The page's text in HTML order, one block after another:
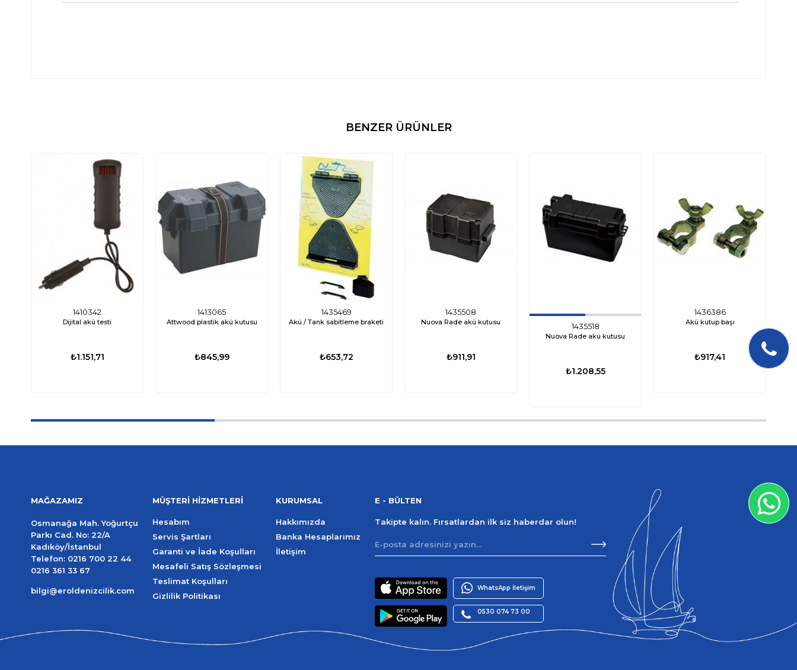
BENZER ÜRÜNLER
1410342
Dijital akü testi
₺1.151,71
1413065
Attwood plastik akü kutusu
₺845,99
1435469
Akü / Tank sabitleme braketi
₺653,72
1435508
Nuova Rade akü kutusu
₺911,91
1435518
Nuova Rade akü kutusu
₺1.208,55
1436386
Akü kutup başı
₺917,41
MAĞAZAMIZ
Osmanağa Mah. Yoğurtçu
Parkı Cad. No: 22/A
Kadıköy/İstanbul
Telefon: 0216 700 22 44
0216 361 33 67
bilgi@eroldenizcilik.com
MÜŞTERİ HİZMETLERİ
Hesabım
Servis Şartları
Garanti ve İade Koşulları
Mesafeli Satış Sözleşmesi
Teslimat Koşulları
Gizlilik Politikası
KURUMSAL
Hakkımızda
Banka Hesaplarımız
İletişim
E - BÜLTEN
Takipte kalın. Fırsatlardan ilk siz haberdar olun!
WhatsApp İletişim
0530 074 73 00